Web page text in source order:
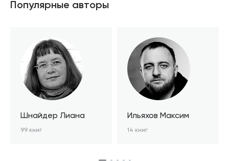
Популярные авторы
Шнайдер Лиана
99 книг
Ильяхов Максим
14 книг